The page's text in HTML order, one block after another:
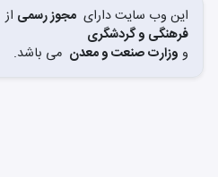
این وب سایت دارای مجوز رسمی از
فرهنگی و گردشگری
و وزارت صنعت و معدن می باشد.